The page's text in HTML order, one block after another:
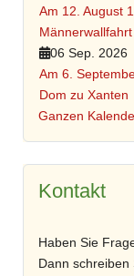
Am 12. August
06 Sep. 2026
Am 6.
Dom zu Xanten
Ganzen
Kontakt
Haben Sie
Dann schreiben